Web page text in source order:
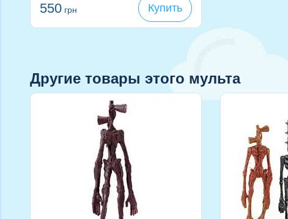
550грн Купить
Другие товары этого мульта